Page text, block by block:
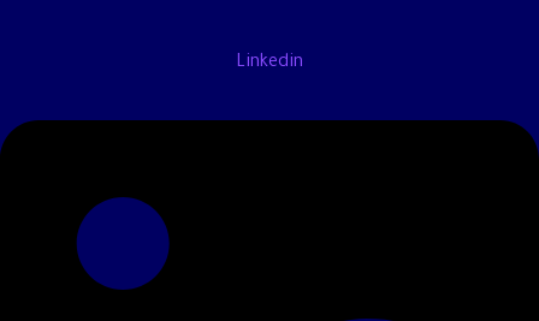
Linkedin